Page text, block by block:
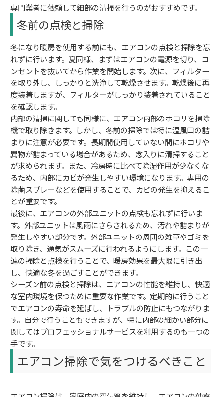
専門業者に依頼して細部の清掃を行うのがおすすめです。
冬前の点検と掃除
冬になり暖房を使用する前にも、エアコンの点検と掃除を忘
れずに行います。夏同様、まずはエアコンの電源を切り、コ
ンセントを抜いてから作業を開始します。次に、フィルター
を取り外し、しっかりと洗浄して乾燥させます。乾燥後に再
度装着しますが、フィルターがしっかり装着されていること
を確認します。
内部の清掃に関しても同様に、エアコン内部のホコリを掃除
機で取り除きます。しかし、冬前の掃除では特に温風口の詰
まりに注意が必要です。長期間使用していない間にホコリや
異物が詰まっている場合があるため、念入りに清掃すること
が求められます。また、冷房時に比べて除湿作用が少なくな
るため、内部にカビが発生しやすい環境になります。専用の
除菌スプレーなどを使用することで、カビの発生を抑えるこ
とが重要です。
最後に、エアコンの外部ユニットの点検も忘れずに行いま
す。外部ユニットは風雨にさらされるため、汚れや詰まりが
発生しやすい部分です。外部ユニットの周囲の雑草やゴミを
取り除き、通気がスムーズに行われるようにします。この一
連の掃除と点検を行うことで、暖房効果を最大限に引き出
し、快適な冬を過ごすことができます。
シーズン前の点検と掃除は、エアコンの性能を維持し、快適
な室内環境を保つために重要な作業です。定期的に行うこと
でエアコンの寿命を延ばし、トラブルの防止にもつながりま
す。自分で行うこともできますが、特に内部の細かい部分に
関してはプロフェッショナルサービスを利用するのも一つの
手です。
エアコン掃除で気をつけるべきこと